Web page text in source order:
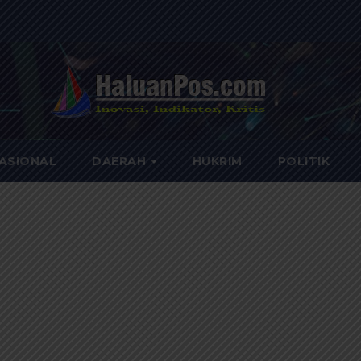
DAERAH HUKRIM POLITIK